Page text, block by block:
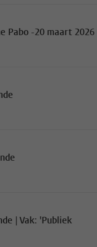
Pabo -20 maart 2026
| Vak: 'Publiek